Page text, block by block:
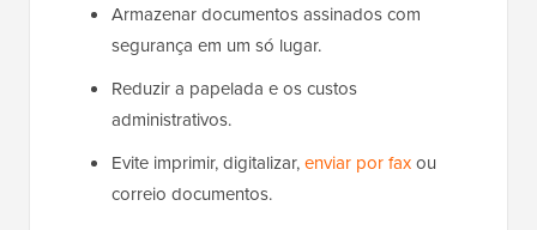
Armazenar documentos assinados com
segurança em um só lugar.
Reduzir a papelada e os custos
administrativos.
Evite imprimir, digitalizar,enviar por faxou
correio documentos.